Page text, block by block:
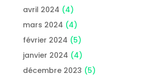
avril 2024 (4)
mars 2024 (4)
février 2024 (5)
janvier 2024 (4)
décembre 2023 (5)